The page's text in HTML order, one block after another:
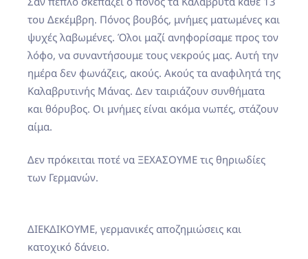
του Δεκέμβρη. Πόνος βουβός, μνήμες ματωμένες και
ψυχές λαβωμένες. Όλοι μαζί ανηφορίσαμε προς τον
λόφο, να συναντήσουμε τους νεκρούς μας. Αυτή την
ημέρα δεν φωνάζεις, ακούς. Ακούς τα αναφιλητά της
Καλαβρυτινής Μάνας. Δεν ταιριάζουν συνθήματα
και θόρυβος. Οι μνήμες είναι ακόμα νωπές, στάζουν
αίμα.
Δεν πρόκειται ποτέ να ΞΕΧΑΣΟΥΜΕ τις θηριωδίες
των Γερμανών.
ΔΙΕΚΔΙΚΟΥΜΕ, γερμανικές αποζημιώσεις και
κατοχικό δάνειο.